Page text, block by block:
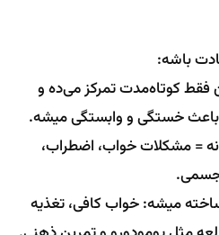
باشه:
فقط کوتاه‌مدت تمرکز می‌ده و
باعث خستگی و وابستگی میشه.
= مشکلات خواب، اضطراب،
جسمی.
میشه: خواب کافی، تغذیه